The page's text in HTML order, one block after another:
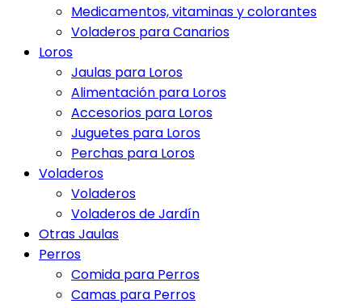
Medicamentos, vitaminas y colorantes
Voladeros para Canarios
Loros
Jaulas para Loros
Alimentación para Loros
Accesorios para Loros
Juguetes para Loros
Perchas para Loros
Voladeros
Voladeros
Voladeros de Jardín
Otras Jaulas
Perros
Comida para Perros
Camas para Perros